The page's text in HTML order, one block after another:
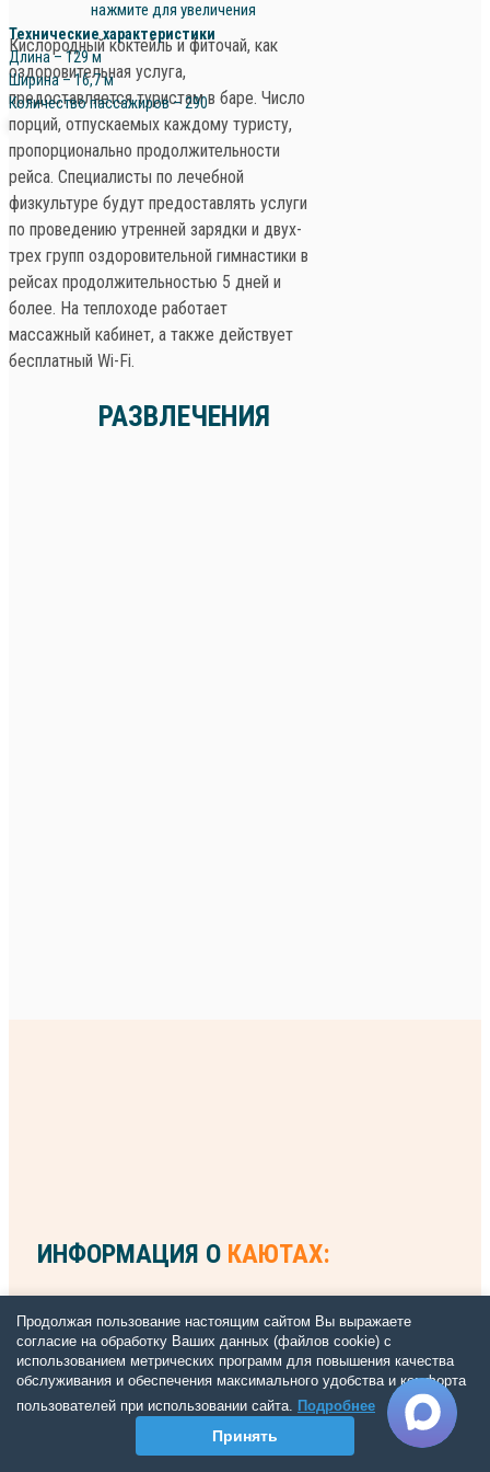
нажмите для увеличения
Технические характеристики
Длина – 129 м
Ширина – 16,7 м
Количество пассажиров – 290
Кислородный коктейль и фиточай, как
оздоровительная услуга,
предоставляется туристам в баре. Число
порций, отпускаемых каждому туристу,
пропорционально продолжительности
рейса. Специалисты по лечебной
физкультуре будут предоставлять услуги
по проведению утренней зарядки и двух-
трех групп оздоровительной гимнастики в
рейсах продолжительностью 5 дней и
более. На теплоходе работает
массажный кабинет, а также действует
бесплатный Wi-Fi.
РАЗВЛЕЧЕНИЯ
ИНФОРМАЦИЯ О КАЮТАХ:
Продолжая пользование настоящим сайтом Вы выражаете
согласие на обработку Ваших данных (файлов cookie) с
использованием метрических программ для повышения качества
обслуживания и обеспечения максимального удобства и комфорта
пользователей при использовании сайта. Подробнее
Принять